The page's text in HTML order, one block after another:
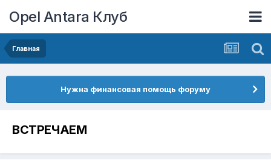
Opel Antara Клуб
Главная
Нужна финансовая помощь форуму
ВСТРЕЧАЕМ